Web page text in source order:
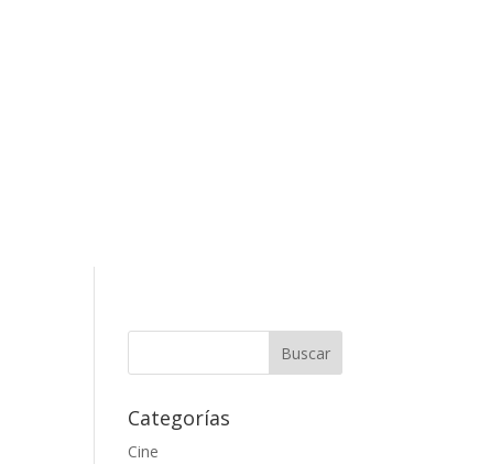
Categorías
Cine